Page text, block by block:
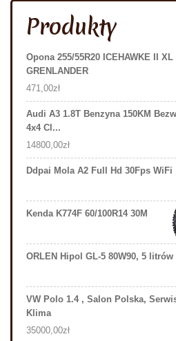
Produkty
Opona 255/55R20 ICEHAWKE II XL
GRENLANDER
471,00zł
Audi A3 1.8T Benzyna 150KM
4x4 Cl...
14800,00zł
Ddpai Mola A2 Full Hd 30Fps WiFi
Kenda K774F 60/100R14 30M
ORLEN Hipol GL-5 80W90, 5 litrów
VW Polo 1.4 , Salon Polska,
Klima
35000,00zł